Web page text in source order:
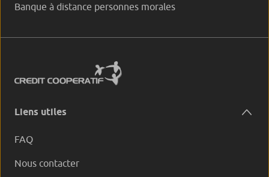
Banque à distance personnes morales
Liens utiles
FAQ
Nous contacter